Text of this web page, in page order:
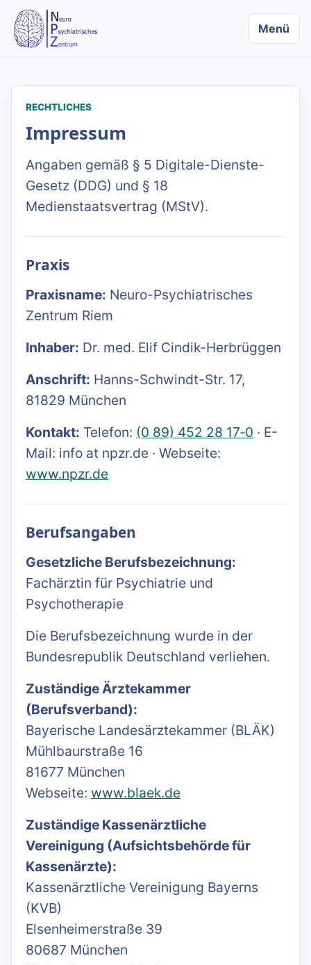
Menü
RECHTLICHES
Impressum
Angaben gemäß § 5 Digitale-Dienste-
Gesetz (DDG) und § 18
Medienstaatsvertrag (MStV).
Praxis
Praxisname: Neuro-Psychiatrisches
Zentrum Riem
Inhaber: Dr. med. Elif Cindik-Herbrüggen
Anschrift: Hanns-Schwindt-Str. 17,
81829 München
Kontakt: Telefon: (0 89) 452 28 17‑0 · E-
Mail: info at npzr.de · Webseite:
www.npzr.de
Berufsangaben
Gesetzliche Berufsbezeichnung:
Fachärztin für Psychiatrie und
Psychotherapie
Die Berufsbezeichnung wurde in der
Bundesrepublik Deutschland verliehen.
Zuständige Ärztekammer
(Berufsverband):
Bayerische Landesärztekammer (BLÄK)
Mühlbaurstraße 16
81677 München
Webseite: www.blaek.de
Zuständige Kassenärztliche
Vereinigung (Aufsichtsbehörde für
Kassenärzte):
Kassenärztliche Vereinigung Bayerns
(KVB)
Elsenheimerstraße 39
80687 München